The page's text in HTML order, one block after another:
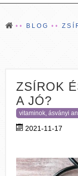
BLOG
ZSÍROK
A JÓ?
vitaminok, ásványi
2021-11-17